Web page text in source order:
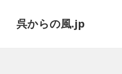
呉からの風.jp